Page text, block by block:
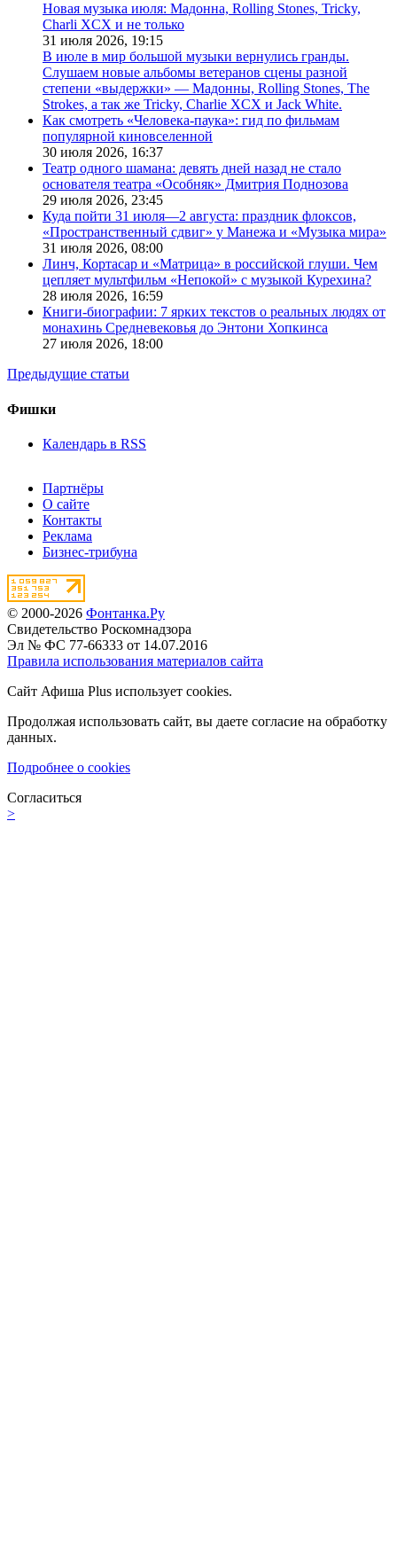
Новая музыка июля: Мадонна, Rolling Stones, Tricky,
Charli XCX и не только
31 июля 2026, 19:15
В июле в мир большой музыки вернулись гранды.
Слушаем новые альбомы ветеранов сцены разной
степени «выдержки» — Мадонны, Rolling Stones, The
Strokes, а так же Tricky, Charlie XCX и Jack White.
Как смотреть «Человека-паука»: гид по фильмам
популярной киновселенной
30 июля 2026, 16:37
Театр одного шамана: девять дней назад не стало
основателя театра «Особняк» Дмитрия Поднозова
29 июля 2026, 23:45
Куда пойти 31 июля—2 августа: праздник флоксов,
«Пространственный сдвиг» у Манежа и «Музыка мира»
31 июля 2026, 08:00
Линч, Кортасар и «Матрица» в российской глуши. Чем
цепляет мультфильм «Непокой» с музыкой Курехина?
28 июля 2026, 16:59
Книги-биографии: 7 ярких текстов о реальных людях от
монахинь Средневековья до Энтони Хопкинса
27 июля 2026, 18:00
Предыдущие статьи
Фишки
Календарь в RSS
Партнёры
О сайте
Контакты
Реклама
Бизнес-трибуна
© 2000-2026 Фонтанка.Ру
Свидетельство Роскомнадзора
Эл № ФС 77-66333 от 14.07.2016
Правила использования материалов сайта
Сайт Афиша Plus использует cookies.
Продолжая использовать сайт, вы даете согласие на обработку
данных.
Подробнее о cookies
Согласиться
>